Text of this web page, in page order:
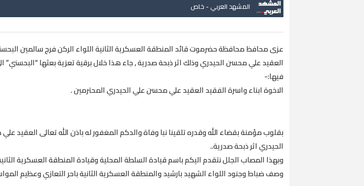
المشهد العربي - خاص
عزى محافظ محافظة حضرموت قائد المنطقة العسكرية الثانية اللواء الركن فرج سالمين
العقيد علي محسن الحيدري وذلك اثر ذبحة صدرية , جاء هذا خلال برقية تعزية بعثها “البحسني”
فيها:-
الاخوة ابناء واسرة الفقيد العقيد علي محسن علي الحيدري المحترمين .
بقلوب مؤمنة بقضاء الله وقدره تلقينا نبا وفاة والدكم المغفور له باذن الله تعالى العقيد
الحيدري اثر ذبحة صدرية..
وبهذا المصاب الجلل نتقدم اليكم باسم قيادة السلطة المحلية وقيادة المنطقة العسكرية
وصف ضباط وجنود اللواء الشهيد بارشيد والمنطقة العسكرية الثانية باحر التعازي وعظيم